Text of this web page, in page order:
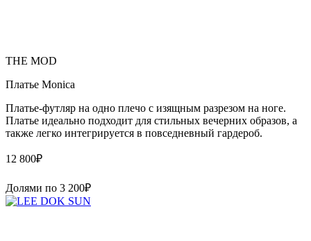
THE MOD
Платье Monica
Платье-футляр на одно плечо с изящным разрезом на ноге.
Платье идеально подходит для стильных вечерних образов, а
также легко интегрируется в повседневный гардероб.
12 800₽
Долями по 3 200₽